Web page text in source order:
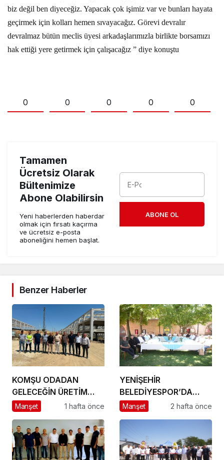
biz değil ben diyeceğiz. Yapacak çok işimiz var ve bunları hayata
geçirmek için kolları hemen sıvayacağız. Görevi devralır
devralmaz bütün meclis üyesi arkadaşlarımızla birlikte borsamızı
hak ettiği yere getirmek için çalışacağız ” diye konuştu
0 0 0 0 0
Tamamen
Ücretsiz Olarak
Bültenimize
Abone Olabilirsin
Yeni haberlerden haberdar
olmak için fırsatı kaçırma
ve ücretsiz e-posta
aboneliğini hemen başlat.
ABONE OL
Benzer Haberler
KOMŞU ODADAN
GELECEĞİN ÜRETİM
ÜSSÜ YESAN’A
Manşet 1 hafta önce
YENİŞEHİR
BELEDİYESPOR’DA
GÜÇLÜ YÖNETİM,
Manşet 2 hafta önce